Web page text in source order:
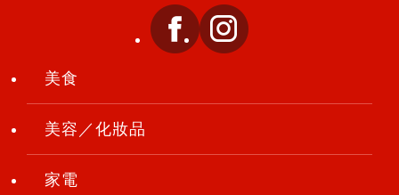
美食
美容／化妝品
家電